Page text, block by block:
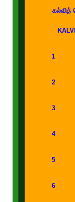
கல்வித்
1
2
3
4
5
6